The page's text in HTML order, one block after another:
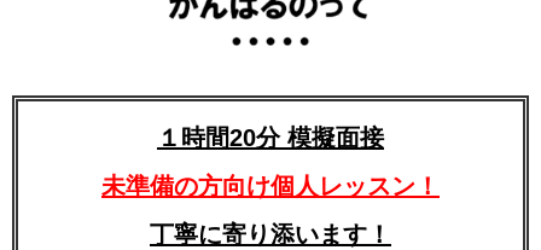
１時間20分 模擬面接
未準備の方向け個人レッスン！
丁寧に寄り添います！